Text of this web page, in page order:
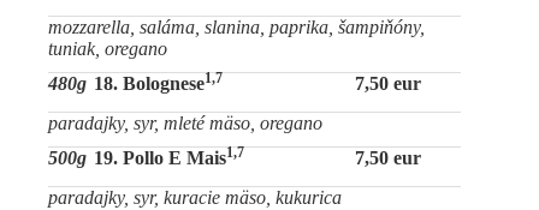
mozzarella, saláma, slanina, paprika, šampiňóny,
tuniak, oregano
480g 18. Bolognese1,7
7,50 eur
paradajky, syr, mleté mäso, oregano
500g 19. Pollo E Mais1,7
7,50 eur
paradajky, syr, kuracie mäso, kukurica